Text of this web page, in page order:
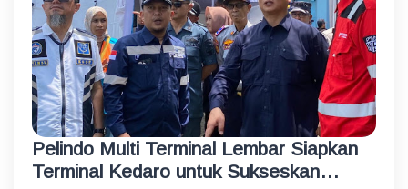
Pelindo Multi Terminal Lembar Siapkan
Terminal Kedaro untuk Sukseskan